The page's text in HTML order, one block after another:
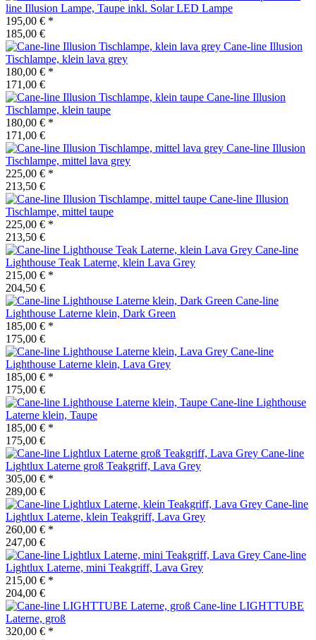
line Illusion Lampe, Taupe inkl. Solar LED Lampe
195,00 € *
185,00 €
Cane-line Illusion
Tischlampe, klein lava grey
180,00 € *
171,00 €
Cane-line Illusion
Tischlampe, klein taupe
180,00 € *
171,00 €
Cane-line Illusion
Tischlampe, mittel lava grey
225,00 € *
213,50 €
Cane-line Illusion
Tischlampe, mittel taupe
225,00 € *
213,50 €
Cane-line
Lighthouse Teak Laterne, klein Lava Grey
215,00 € *
204,50 €
Cane-line
Lighthouse Laterne klein, Dark Green
185,00 € *
175,00 €
Cane-line
Lighthouse Laterne klein, Lava Grey
185,00 € *
175,00 €
Cane-line Lighthouse
Laterne klein, Taupe
185,00 € *
175,00 €
Cane-line
Lightlux Laterne groß Teakgriff, Lava Grey
305,00 € *
289,00 €
Cane-line
Lightlux Laterne, klein Teakgriff, Lava Grey
260,00 € *
247,00 €
Cane-line
Lightlux Laterne, mini Teakgriff, Lava Grey
215,00 € *
204,00 €
Cane-line LIGHTTUBE
Laterne, groß
320,00 € *